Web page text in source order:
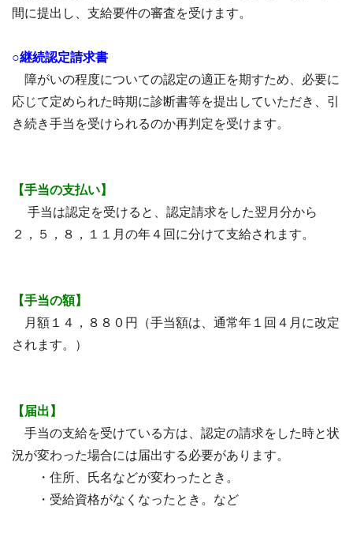
間に提出し、支給要件の審査を受けます。
○継続認定請求書
障がいの程度についての認定の適正を期すため、必要に
応じて定められた時期に診断書等を提出していただき、引
き続き手当を受けられるのか再判定を受けます。
【手当の支払い】
手当は認定を受けると、認定請求をした翌月分から
２，５，８，１１月の年４回に分けて支給されます。
【手当の額】
月額１４，８８０円（手当額は、通常年１回４月に改定
されます。）
【届出】
手当の支給を受けている方は、認定の請求をした時と状
況が変わった場合には届出する必要があります。
・住所、氏名などが変わったとき。
・受給資格がなくなったとき。など